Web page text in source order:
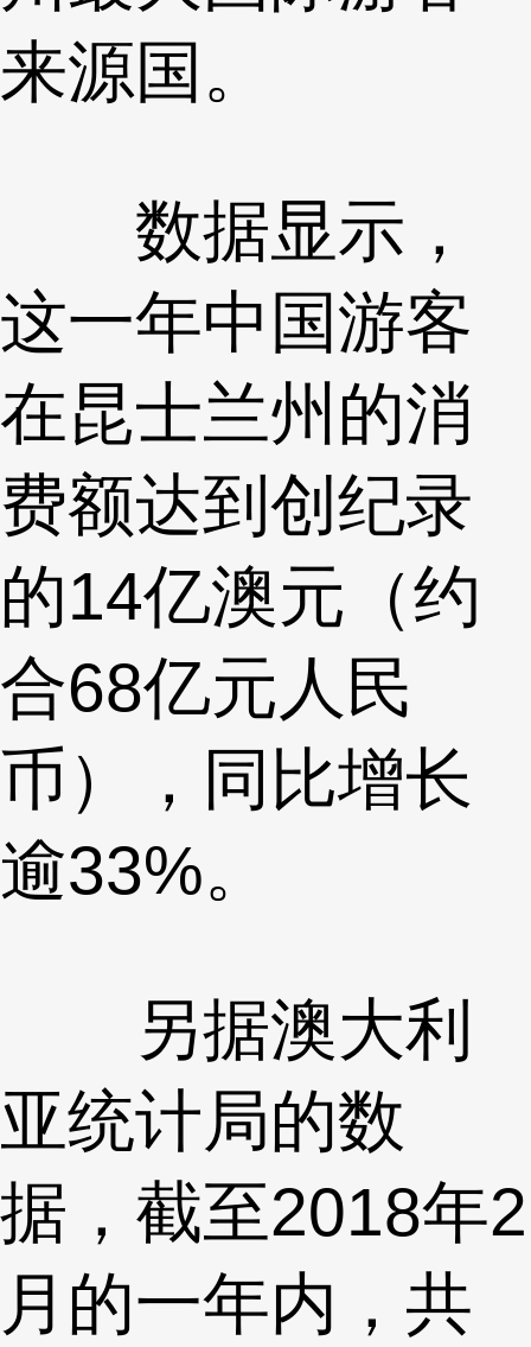
来源国。
数据显示，
这一年中国游客
在昆士兰州的消
费额达到创纪录
的14亿澳元（约
合68亿元人民
币），同比增长
逾33%。
另据澳大利
亚统计局的数
据，截至2018年2
月的一年内，共